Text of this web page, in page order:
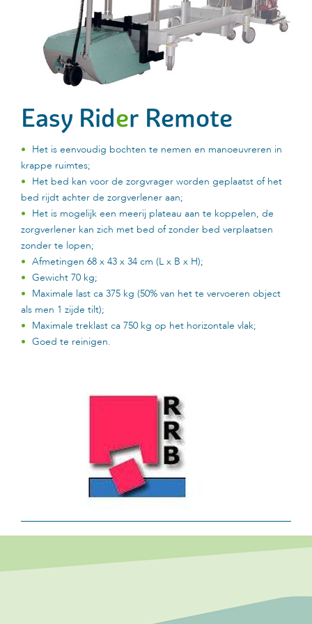
Easy Rider Remote
Het is eenvoudig bochten te nemen en manoeuvreren in
krappe ruimtes;
Het bed kan voor de zorgvrager worden geplaatst of het
bed rijdt achter de zorgverlener aan;
Het is mogelijk een meerij plateau aan te koppelen, de
zorgverlener kan zich met bed of zonder bed verplaatsen
zonder te lopen;
Afmetingen 68 x 43 x 34 cm (L x B x H);
Gewicht 70 kg;
Maximale last ca 375 kg (50% van het te vervoeren object
als men 1 zijde tilt);
Maximale treklast ca 750 kg op het horizontale vlak;
Goed te reinigen.